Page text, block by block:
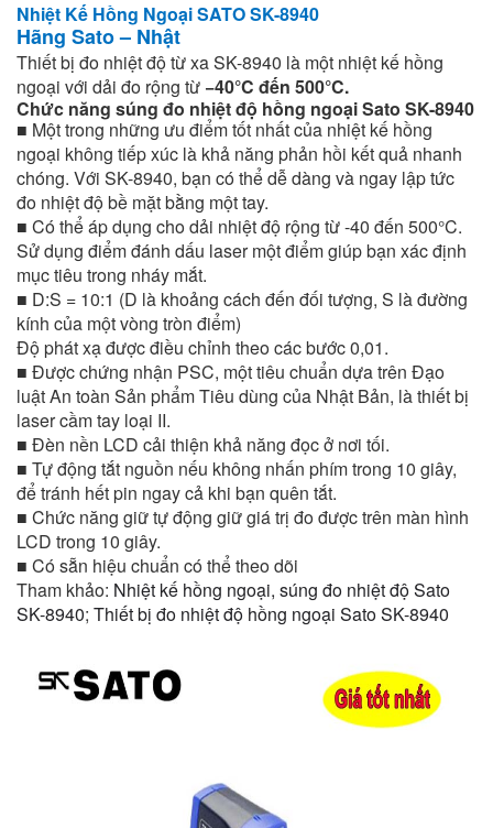
Nhiệt Kế Hồng Ngoại SATO SK-8940
Hãng Sato – Nhật
Thiết bị đo nhiệt độ từ xa SK-8940 là một nhiệt kế hồng
ngoại với dải đo rộng từ −40°C đến 500°C.
Chức năng súng đo nhiệt độ hồng ngoại Sato SK-8940
■ Một trong những ưu điểm tốt nhất của nhiệt kế hồng
ngoại không tiếp xúc là khả năng phản hồi kết quả nhanh
chóng. Với SK-8940, bạn có thể dễ dàng và ngay lập tức
đo nhiệt độ bề mặt bằng một tay.
■ Có thể áp dụng cho dải nhiệt độ rộng từ -40 đến 500°C.
Sử dụng điểm đánh dấu laser một điểm giúp bạn xác định
mục tiêu trong nháy mắt.
■ D:S = 10:1 (D là khoảng cách đến đối tượng, S là đường
kính của một vòng tròn điểm)
Độ phát xạ được điều chỉnh theo các bước 0,01.
■ Được chứng nhận PSC, một tiêu chuẩn dựa trên Đạo
luật An toàn Sản phẩm Tiêu dùng của Nhật Bản, là thiết bị
laser cầm tay loại II.
■ Đèn nền LCD cải thiện khả năng đọc ở nơi tối.
■ Tự động tắt nguồn nếu không nhấn phím trong 10 giây,
để tránh hết pin ngay cả khi bạn quên tắt.
■ Chức năng giữ tự động giữ giá trị đo được trên màn hình
LCD trong 10 giây.
■ Có sẵn hiệu chuẩn có thể theo dõi
Tham khảo: Nhiệt kế hồng ngoại, súng đo nhiệt độ Sato
SK-8940; Thiết bị đo nhiệt độ hồng ngoại Sato SK-8940